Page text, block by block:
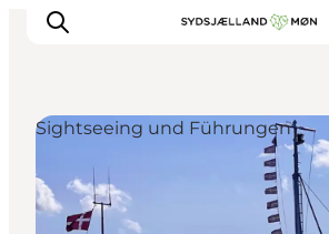
Erleben
Städte und Orte
Sightseeing und Führungen